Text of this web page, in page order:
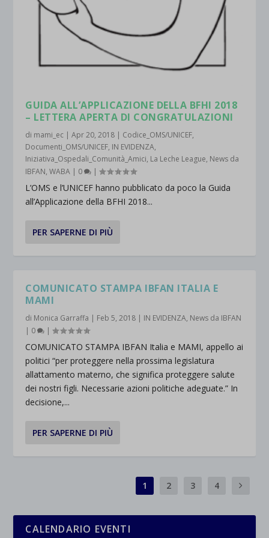
GUIDA ALL’APPLICAZIONE DELLA BFHI 2018
– LETTERA APERTA DI CONGRATULAZIONI
di mami_ec |Apr 20, 2018 | Codice_OMS/UNICEF,
Documenti_OMS/UNICEF, IN EVIDENZA,
Iniziativa_Ospedali_Comunità_Amici, La Leche League, News da
IBFAN,WABA | 0 |
L’OMS e l’UNICEF hanno pubblicato da poco la Guida
all’Applicazione della BFHI 2018...
PER SAPERNE DI PIÙ
COMUNICATO STAMPA IBFAN ITALIA E
MAMI
di Monica Garraffa | Feb 5, 2018 | IN EVIDENZA, News da IBFAN
| 0 |
COMUNICATO STAMPA IBFAN Italia e MAMI, appello ai
politici “per proteggere nella prossima legislatura
allattamento materno, che significa proteggere salute
dei nostri figli. Necessarie azioni politiche adeguate.” In
decisione,...
PER SAPERNE DI PIÙ
1 2 3 4
CALENDARIO EVENTI